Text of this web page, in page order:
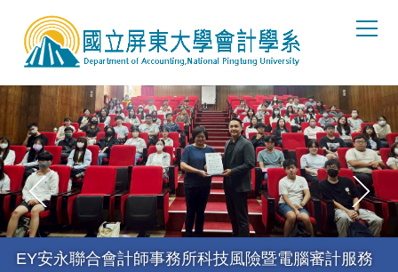
內
容
EY安永聯合會計師事務所科技風險暨電腦審計服務